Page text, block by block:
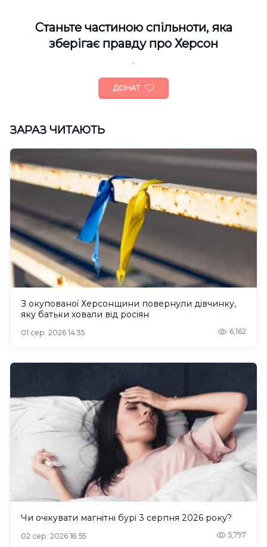
Cтаньте частиною спільноти, яка
зберігає правду про Херсон
ДОНАТ
ЗАРАЗ ЧИТАЮТЬ
З окупованої Херсонщини повернули дівчинку,
яку батьки ховали від росіян
01 сер. 2026 14:35 6,162
Чи очікувати магнітні бурі 3 серпня 2026 року?
02 сер. 2026 18:55 5,797